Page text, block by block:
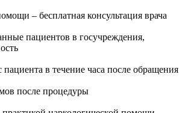
– бесплатная консультация врача
пациентов в госучреждения,
в течение часа после обращения
после процедуры